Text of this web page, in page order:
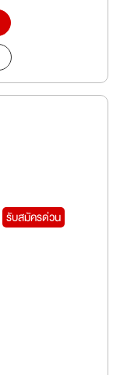
รับสมัครด่วน